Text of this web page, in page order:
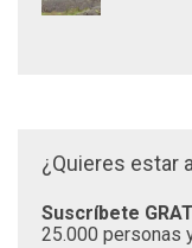
¿Quieres estar
Suscríbete
25.000 personas